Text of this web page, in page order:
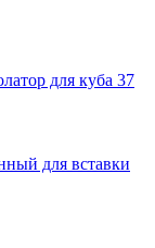
для куба 37
для вставки